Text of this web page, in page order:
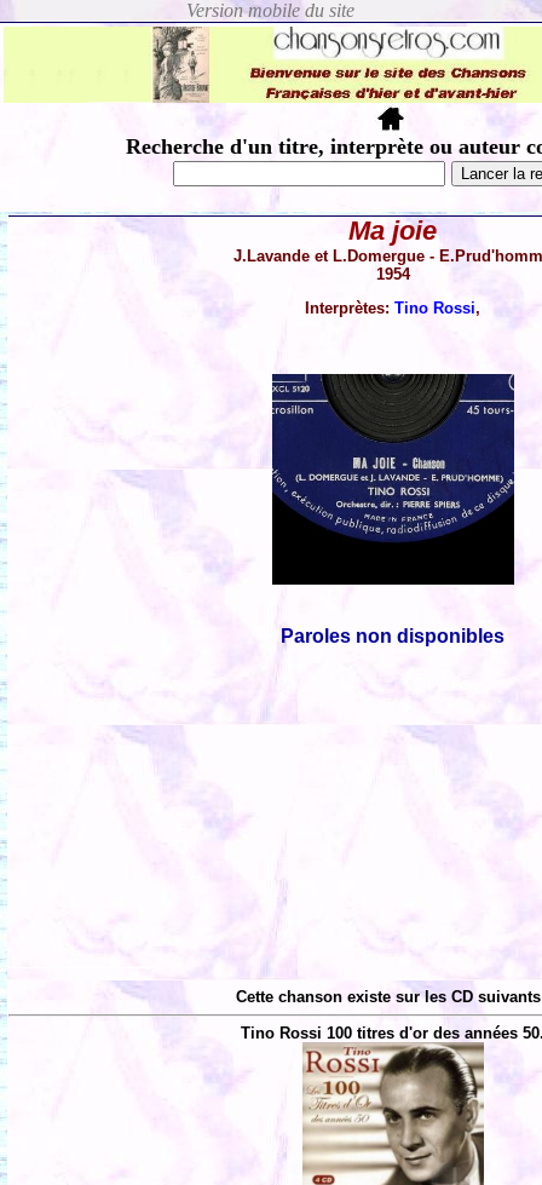
Recherche d'un titre, interprète ou auteur
Ma joie
J.Lavande et L.Domergue -
1954
Interprètes:Tino Rossi,
Paroles non disponibles
Cette chanson existe sur les CD
Tino Rossi 100 titres d'or des années